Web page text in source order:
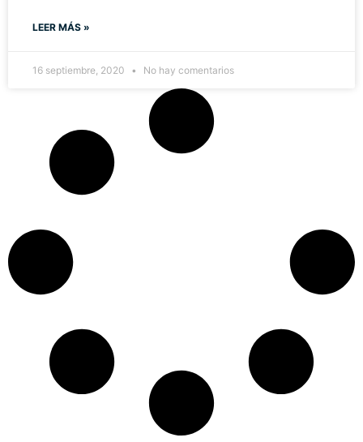
LEER MÁS »
16 septiembre, 2020 No hay comentarios